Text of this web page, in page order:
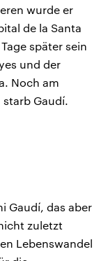
wurde er
de la Santa
später sein
und der
Noch am
starb Gaudí.
Gaudí, das aber
zuletzt
Lebenswandel